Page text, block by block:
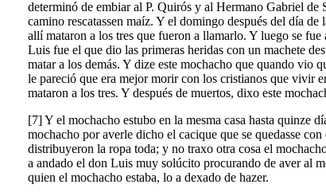
determinó de embiar al P. Quirós y al Hermano Gabriel de
camino rescatassen maíz. Y el domingo después del día
allí mataron a los tres que fueron a llamarlo. Y luego se
Luis fue el que dio las primeras heridas con un machete
matar a los demás. Y dize este mochacho que quando vio
le pareció que era mejor morir con los cristianos que vivir
mataron a los tres. Y después de muertos, dixo este
[7] Y el mochacho estubo en la mesma casa hasta quinze
mochacho por averle dicho el cacique que se quedasse
distribuyeron la ropa toda; y no traxo otra cosa el
a andado el don Luis muy solúcito procurando de aver al
quien el mochacho estaba, lo a dexado de hazer.